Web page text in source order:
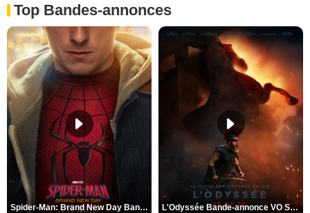
Top Bandes-annonces
Spider-Man: Brand New Day Bande-annonce VO STFR L'Odyssée Bande-annonce VO STFR